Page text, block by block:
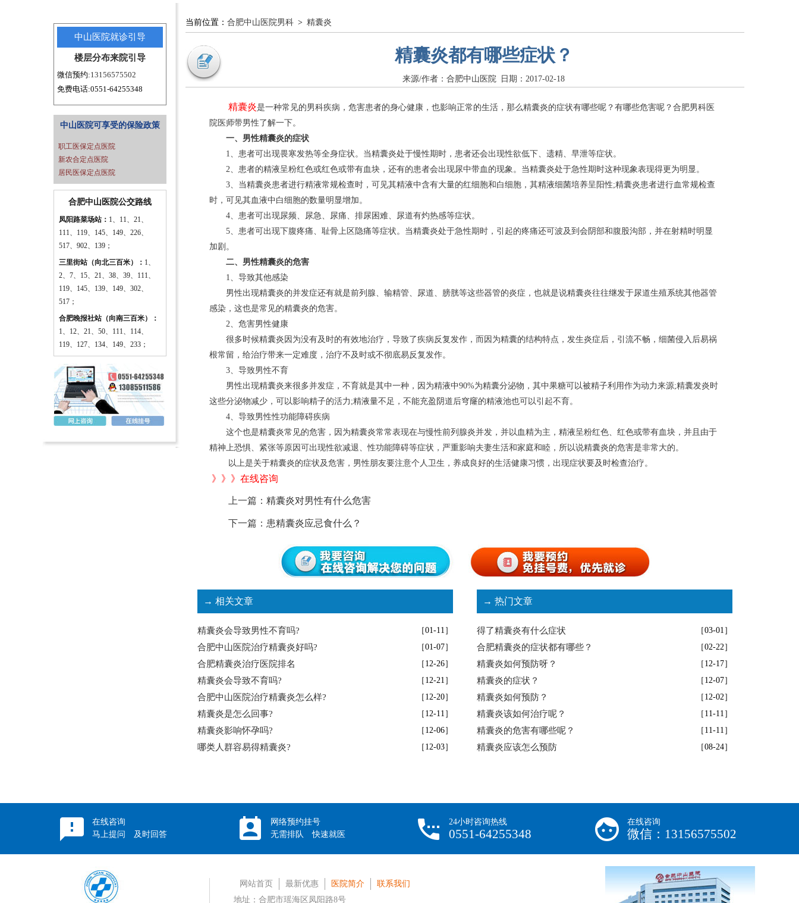
中山医院就诊引导
楼层分布来院引导
微信预约:13156575502
免费电话:0551-64255348
中山医院可享受的保险政策
职工医保定点医院
新农合定点医院
居民医保定点医院
合肥中山医院公交路线
凤阳路菜场站： 1、11、21、
111、119、145、149、226、
517、902、139；
三里街站（向北三百米）： 1、
2、7、15、21、38、39、111、
119、145、139、149、302、
517；
合肥晚报社站（向南三百米）：
1、12、21、50、111、114、
119、127、134、149、233；
当前位置： 合肥中山医院男科 > 精囊炎
精囊炎都有哪些症状？
来源/作者：合肥中山医院 日期：2017-02-18
精囊炎是一种常见的男科疾病，危害患者的身心健康，也影响正常的生活，那么精囊炎的症状有哪些呢？有哪些危害呢？合肥男科医
院医师带男性了解一下。
一、男性精囊炎的症状
1、患者可出现畏寒发热等全身症状。当精囊炎处于慢性期时，患者还会出现性欲低下、遗精、早泄等症状。
2、患者的精液呈粉红色或红色或带有血块，还有的患者会出现尿中带血的现象。当精囊炎处于急性期时这种现象表现得更为明显。
3、当精囊炎患者进行精液常规检查时，可见其精液中含有大量的红细胞和白细胞，其精液细菌培养呈阳性;精囊炎患者进行血常规检查
时，可见其血液中白细胞的数量明显增加。
4、患者可出现尿频、尿急、尿痛、排尿困难、尿道有灼热感等症状。
5、患者可出现下腹疼痛、耻骨上区隐痛等症状。当精囊炎处于急性期时，引起的疼痛还可波及到会阴部和腹股沟部，并在射精时明显
加剧。
二、男性精囊炎的危害
1、导致其他感染
男性出现精囊炎的并发症还有就是前列腺、输精管、尿道、膀胱等这些器管的炎症，也就是说精囊炎往往继发于尿道生殖系统其他器管
感染，这也是常见的精囊炎的危害。
2、危害男性健康
很多时候精囊炎因为没有及时的有效地治疗，导致了疾病反复发作，而因为精囊的结构特点，发生炎症后，引流不畅，细菌侵入后易祸
根常留，给治疗带来一定难度，治疗不及时或不彻底易反复发作。
3、导致男性不育
男性出现精囊炎来很多并发症，不育就是其中一种，因为精液中90%为精囊分泌物，其中果糖可以被精子利用作为动力来源;精囊发炎时
这些分泌物减少，可以影响精子的活力;精液量不足，不能充盈阴道后穹窿的精液池也可以引起不育。
4、导致男性性功能障碍疾病
这个也是精囊炎常见的危害，因为精囊炎常常表现在与慢性前列腺炎并发，并以血精为主，精液呈粉红色、红色或带有血块，并且由于
精神上恐惧、紧张等原因可出现性欲减退、性功能障碍等症状，严重影响夫妻生活和家庭和睦，所以说精囊炎的危害是非常大的。
以上是关于精囊炎的症状及危害，男性朋友要注意个人卫生，养成良好的生活健康习惯，出现症状要及时检查治疗。
》》》在线咨询
上一篇： 精囊炎对男性有什么危害
下一篇： 患精囊炎应忌食什么？
→ 相关文章
［01-11］
精囊炎会导致男性不育吗?
［01-07］
合肥中山医院治疗精囊炎好吗?
［12-26］
合肥精囊炎治疗医院排名
［12-21］
精囊炎会导致不育吗?
［12-20］
合肥中山医院治疗精囊炎怎么样?
［12-11］
精囊炎是怎么回事?
［12-06］
精囊炎影响怀孕吗?
［12-03］
哪类人群容易得精囊炎?
→ 热门文章
［03-01］
得了精囊炎有什么症状
［02-22］
合肥精囊炎的症状都有哪些？
［12-17］
精囊炎如何预防呀？
［12-07］
精囊炎的症状？
［12-02］
精囊炎如何预防？
［11-11］
精囊炎该如何治疗呢？
［11-11］
精囊炎的危害有哪些呢？
［08-24］
精囊炎应该怎么预防
在线咨询
马上提问 及时回答
网络预约挂号
无需排队 快速就医
24小时咨询热线
0551-64255348
在线咨询
微信：13156575502
网站首页 最新优惠 医院简介
联系我们
地址：合肥市瑶海区凤阳路8号